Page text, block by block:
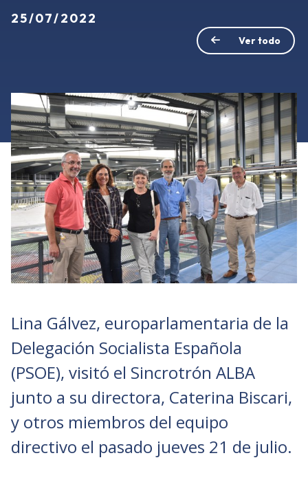
25/07/2022
Ver todo
Lina Gálvez, europarlamentaria de la
Delegación Socialista Española
(PSOE), visitó el Sincrotrón ALBA
junto a su directora, Caterina Biscari,
y otros miembros del equipo
directivo el pasado jueves 21 de julio.